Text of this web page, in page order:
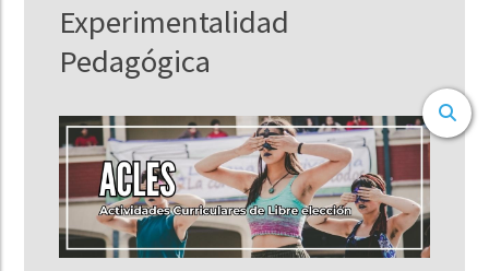
Experimentalidad
Pedagógica